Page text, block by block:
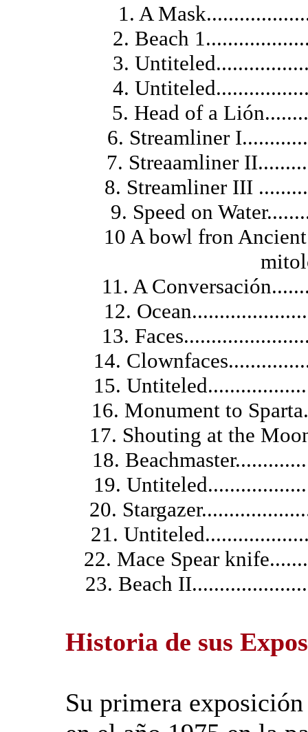
1. A
2. Beach
3.
4.
5. Head of a
6. Streamliner
7. Streaamliner
8. Streamliner III
9. Speed on
10 A bowl fron
11. A
12.
13.
14.
15.
16. Monument to
17. Shouting at the
18.
19.
20.
21.
22. Mace Spear
23. Beach
Historia de sus
Su primera